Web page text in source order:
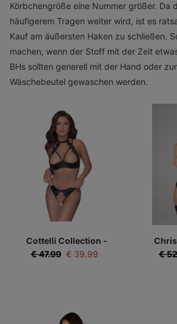
Körbchengröße eine Nummer größer. Da
häufigerem Tragen weiter wird, ist es
Kauf am äußersten Haken zu schließen.
machen, wenn der Stoff mit der Zeit
BHs sollten generell mit der Hand oder
Wäschebeutel gewaschen werden.
Cottelli Collection -
Provokatives BH Set mit
€47.99 € 39.99 €